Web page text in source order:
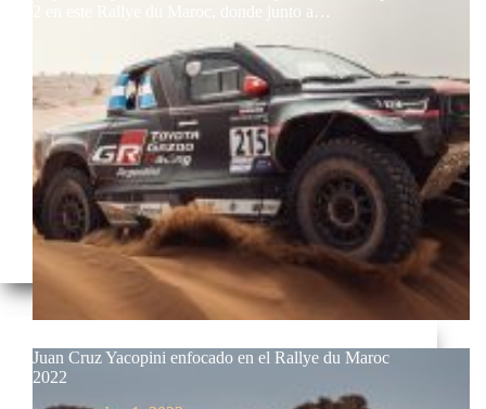
2 en este Rallye du Maroc, donde junto a…
Juan Cruz Yacopini enfocado en el Rallye du Maroc
2022